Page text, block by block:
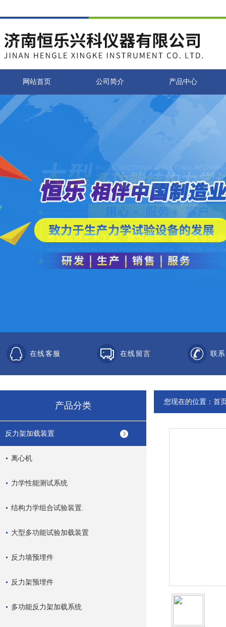
网站首页 公司简介 产品中心
在线客服 在线留言 联
产品分类
反力架加载装置
离心机
力学性能测试系统
结构力学组合试验装置.
大型多功能试验加载装置
反力墙预埋件
反力架预埋件
多功能反力架加载系统
您现在的位置： 首